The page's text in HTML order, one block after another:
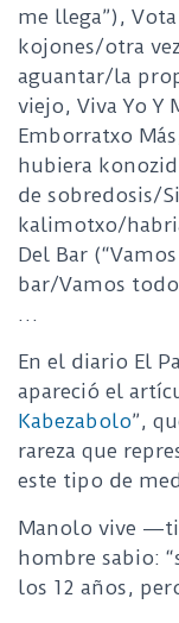
me llega”),
kojones/otra
aguantar/la
viejo, Viva Yo Y
Emborratxo
hubiera
de sobredosis/
kalimotxo/
Del Bar
bar/Vamos
…
En el diario El
apareció el
Kabezabolo”,
rareza que
este tipo de
Manolo vive
hombre sabio:
los 12 años,